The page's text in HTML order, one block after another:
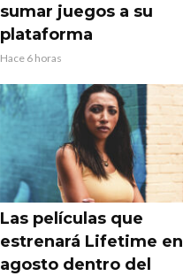
sumar juegos a su
plataforma
Hace 6 horas
Las películas que
estrenará Lifetime en
agosto dentro del